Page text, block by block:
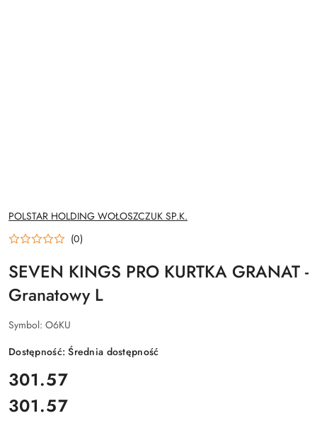
NAZWA
PRODUCENTA:
POLSTAR HOLDING WOŁOSZCZUK SP.K.
(0)
SEVEN KINGS PRO KURTKA GRANAT -
Granatowy L
Symbol: O6KU
Dostępność:Średnia dostępność
cena:
301.57
Cena:
301.57